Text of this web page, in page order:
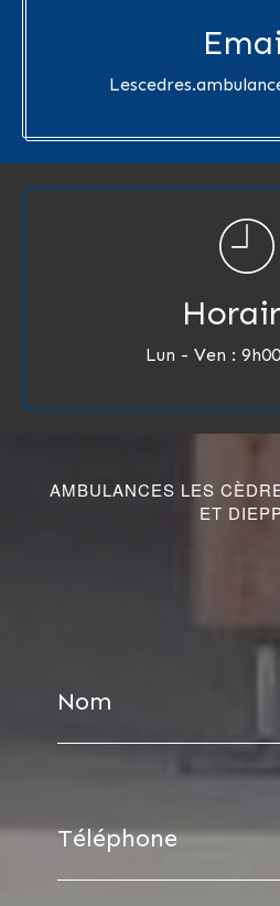
Lun - Ven :
AMBULANCES LES
ET
Nom
Téléphone